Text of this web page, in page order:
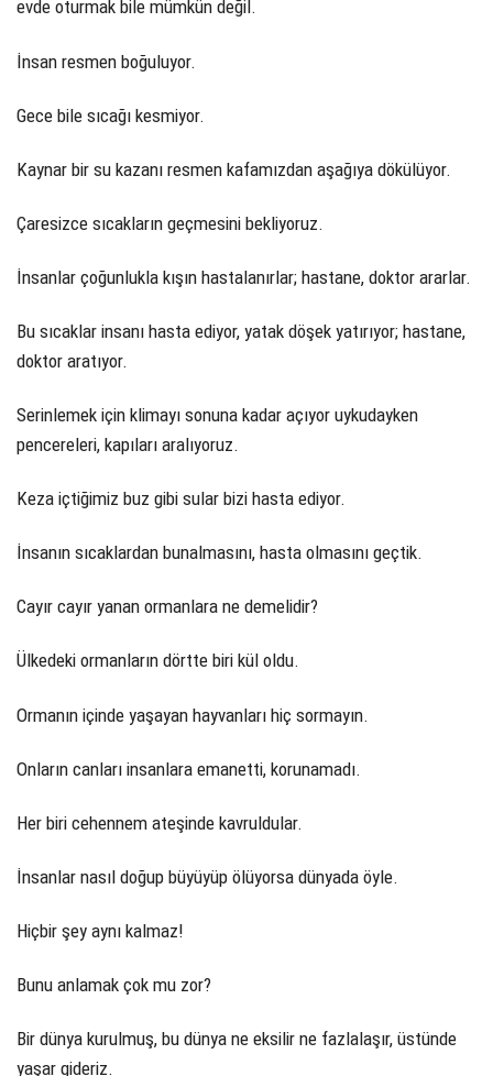
evde oturmak bile mümkün değil.
İnsan resmen boğuluyor.
Gece bile sıcağı kesmiyor.
Kaynar bir su kazanı resmen kafamızdan aşağıya dökülüyor.
Çaresizce sıcakların geçmesini bekliyoruz.
İnsanlar çoğunlukla kışın hastalanırlar; hastane, doktor ararlar.
Bu sıcaklar insanı hasta ediyor, yatak döşek yatırıyor; hastane,
doktor aratıyor.
Serinlemek için klimayı sonuna kadar açıyor uykudayken
pencereleri, kapıları aralıyoruz.
Keza içtiğimiz buz gibi sular bizi hasta ediyor.
İnsanın sıcaklardan bunalmasını, hasta olmasını geçtik.
Cayır cayır yanan ormanlara ne demelidir?
Ülkedeki ormanların dörtte biri kül oldu.
Ormanın içinde yaşayan hayvanları hiç sormayın.
Onların canları insanlara emanetti, korunamadı.
Her biri cehennem ateşinde kavruldular.
İnsanlar nasıl doğup büyüyüp ölüyorsa dünyada öyle.
Hiçbir şey aynı kalmaz!
Bunu anlamak çok mu zor?
Bir dünya kurulmuş, bu dünya ne eksilir ne fazlalaşır, üstünde
yaşar gideriz.